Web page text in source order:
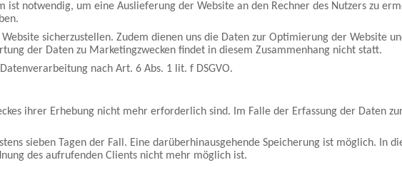
ist notwendig, um eine Auslieferung der Website an den Rechner des Nutzers zu
sicherzustellen. Zudem dienen uns die Daten zur Optimierung der Website
der Daten zu Marketingzwecken findet in diesem Zusammenhang nicht statt.
nach Art. 6 Abs. 1 lit. f DSGVO.
ihrer Erhebung nicht mehr erforderlich sind. Im Falle der Erfassung der Daten
sieben Tagen der Fall. Eine darüberhinausgehende Speicherung ist möglich. In
des aufrufenden Clients nicht mehr möglich ist.